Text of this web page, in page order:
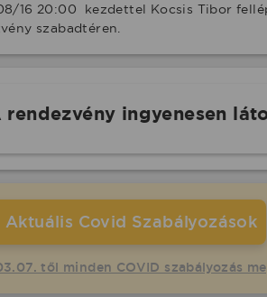
16 20:00  kezdettel Kocsis Tibor
szabadtéren.
rendezvény ingyenesen
Aktuális Covid Szabályozások
től minden COVID szabályozás